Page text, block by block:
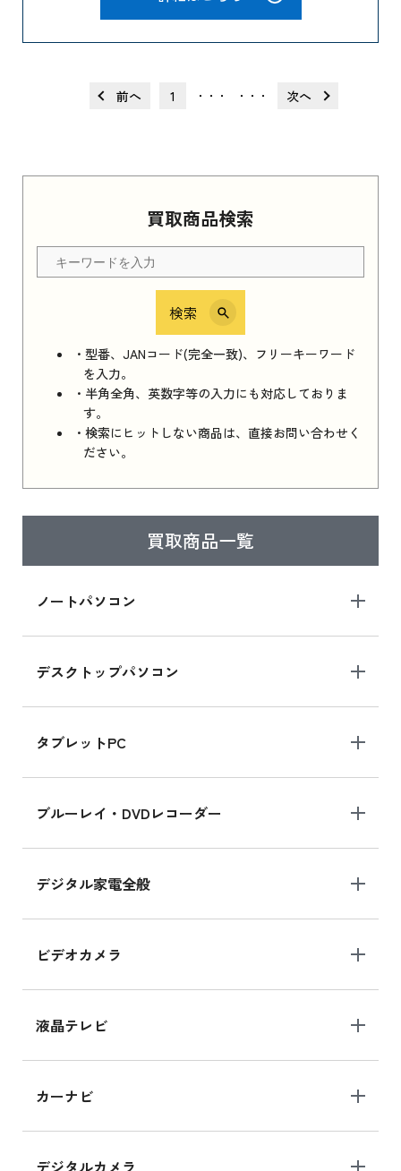
買取商品検索
検索
・型番、JANコード(完全一致)、フリーキーワード
を入力。
・半角全角、英数字等の入力にも対応しておりま
す。
・検索にヒットしない商品は、直接お問い合わせく
ださい。
買取商品一覧
ノートパソコン
デスクトップパソコン
タブレットPC
ブルーレイ・DVDレコーダー
デジタル家電全般
ビデオカメラ
液晶テレビ
カーナビ
デジタルカメラ
前へ 1 ・・・ ・・・ 次へ